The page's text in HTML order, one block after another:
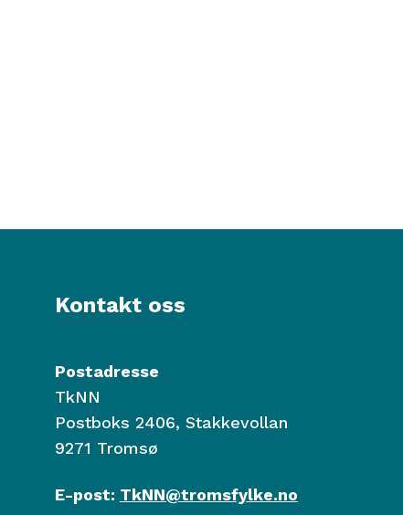
Kontakt oss
Postadresse
TkNN
Postboks 2406, Stakkevollan
9271 Tromsø
E-post: TkNN@tromsfylke.no